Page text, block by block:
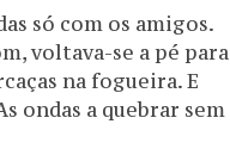
só com os amigos.
voltava-se a pé para
na fogueira. E
ondas a quebrar sem